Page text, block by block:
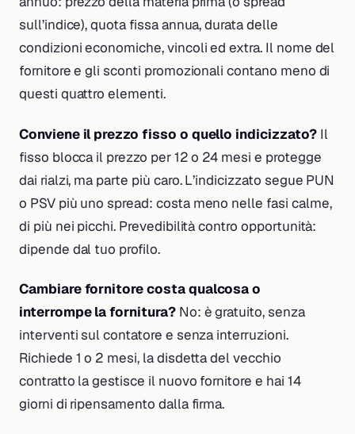
sull’indice), quota fissa annua, durata delle
condizioni economiche, vincoli ed extra. Il nome del
fornitore e gli sconti promozionali contano meno di
questi quattro elementi.
Conviene il prezzo fisso o quello indicizzato?Il
fisso blocca il prezzo per 12 o 24 mesi e protegge
dai rialzi, ma parte più caro. L’indicizzato segue PUN
o PSV più uno spread: costa meno nelle fasi calme,
di più nei picchi. Prevedibilità contro opportunità:
dipende dal tuo profilo.
Cambiare fornitore costa qualcosa o
interrompe la fornitura?No: è gratuito, senza
interventi sul contatore e senza interruzioni.
Richiede 1 o 2 mesi, la disdetta del vecchio
contratto la gestisce il nuovo fornitore e hai 14
giorni di ripensamento dalla firma.